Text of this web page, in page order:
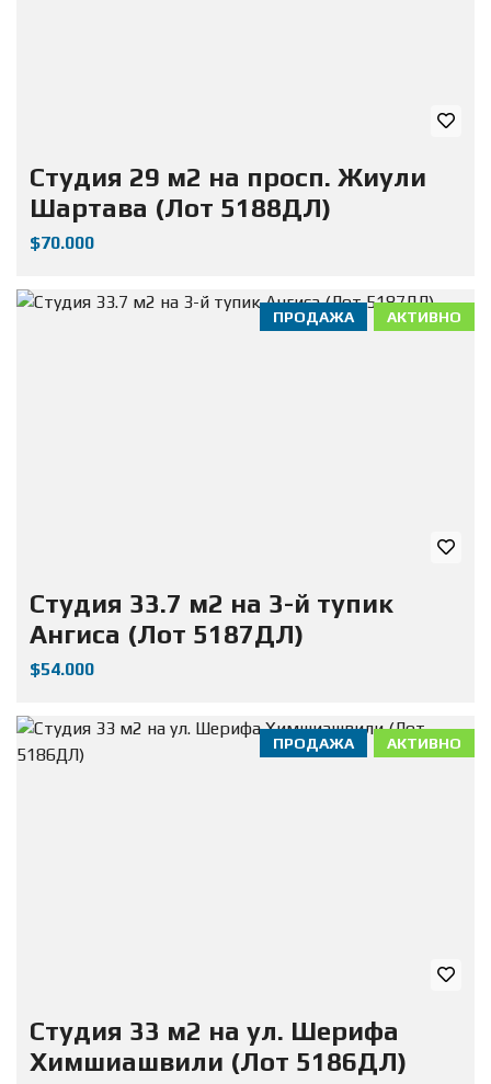
Студия 29 м2 на просп. Жиули
Шартава (Лот 5188ДЛ)
$70.000
АКТИВНО
ПРОДАЖА
Студия 33.7 м2 на 3-й тупик
Ангиса (Лот 5187ДЛ)
$54.000
АКТИВНО
ПРОДАЖА
Студия 33 м2 на ул. Шерифа
Химшиашвили (Лот 5186ДЛ)